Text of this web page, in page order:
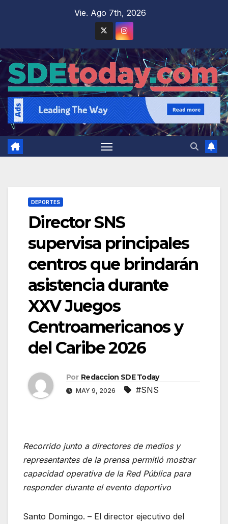
Vie. Ago 7th, 2026
DEPORTES
Director SNS
supervisa principales
centros que brindarán
asistencia durante
XXV Juegos
Centroamericanos y
del Caribe 2026
Por Redaccion SDE Today
MAY 9, 2026 #SNS
Recorrido junto a directores de medios y
representantes de la prensa permitió mostrar
capacidad operativa de la Red Pública para
responder durante el evento deportivo
Santo Domingo. – El director ejecutivo del